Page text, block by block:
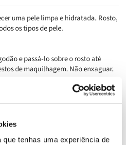
tenhas uma experiência de
uma pele limpa e hidratada. Rosto,
os tipos de pele.
e passá-lo sobre o rosto até
de maquilhagem. Não enxaguar.
Protegem das agressões externas,
da epiderme, antioxidante e